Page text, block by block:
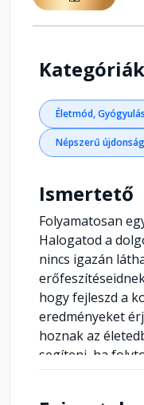
Életmód,
Népszerű
Ismertető
Folyamatosan
Halogatod a
nincs igazán
hogy fejleszd a
eredményeket
hoznak az
segíteni, ha
feladatokat,